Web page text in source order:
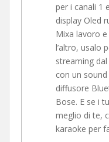
per i canali 1
display Oled
Mixa lavoro
l’altro, usalo
streaming
con un
diffusore
Bose. E se i
meglio di te,
karaoke per